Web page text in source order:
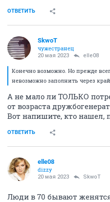
ОТВЕТИТЬ
SkwоT
чужестранец
20 мая 2023 elle08
Конечно возможно. Но прежде
невозможно заполнить через край
А не мало ли ТОЛЬКО
от возраста
Вот напишите, кто нашел,
ОТВЕТИТЬ
elle08
dizzy
20 мая 2023 SkwоT
Люди в 70 бывают